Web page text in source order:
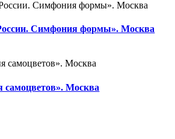
Симфония формы». Москва
Москва